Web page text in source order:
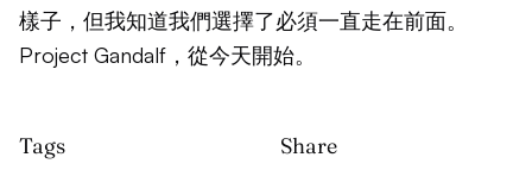
樣子，但我知道我們選擇了必須一直走在前面。
Project Gandalf，從今天開始。
Tags Share